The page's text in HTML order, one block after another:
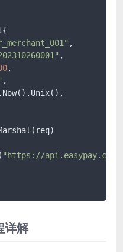
,
,
,
,
"https://api.easypay.com/
详解